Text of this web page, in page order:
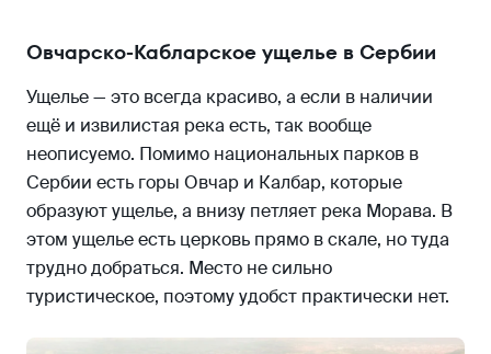
Овчарско-Кабларское ущелье в Сербии
Ущелье — это всегда красиво, а если в наличии
ещё и извилистая река есть, так вообще
неописуемо. Помимо национальных парков в
Сербии есть горы Овчар и Калбар, которые
образуют ущелье, а внизу петляет река Морава. В
этом ущелье есть церковь прямо в скале, но туда
трудно добраться. Место не сильно
туристическое, поэтому удобст практически нет.